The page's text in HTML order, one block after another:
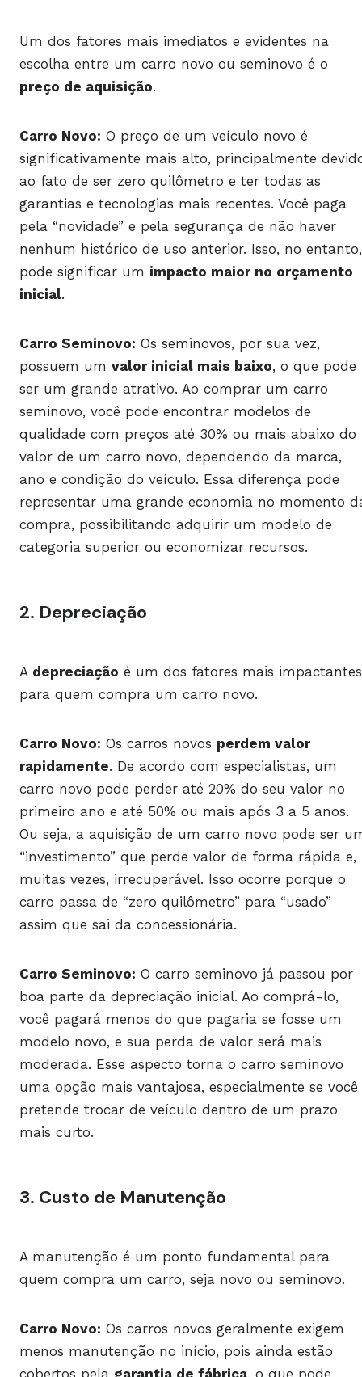
Um dos fatores mais imediatos e evidentes na
escolha entre um carro novo ou seminovo é o
preço de aquisição.
Carro Novo: O preço de um veículo novo é
significativamente mais alto, principalmente
ao fato de ser zero quilômetro e ter todas as
garantias e tecnologias mais recentes. Você paga
pela “novidade” e pela segurança de não haver
nenhum histórico de uso anterior. Isso, no entanto,
pode significar um impacto maior no orçamento
inicial.
Carro Seminovo: Os seminovos, por sua vez,
possuem um valor inicial mais baixo, o que pode
ser um grande atrativo. Ao comprar um carro
seminovo, você pode encontrar modelos de
qualidade com preços até 30% ou mais abaixo do
valor de um carro novo, dependendo da marca,
ano e condição do veículo. Essa diferença pode
representar uma grande economia no momento
compra, possibilitando adquirir um modelo de
categoria superior ou economizar recursos.
2. Depreciação
A depreciação é um dos fatores mais impactantes
para quem compra um carro novo.
Carro Novo: Os carros novos perdem valor
rapidamente. De acordo com especialistas, um
carro novo pode perder até 20% do seu valor no
primeiro ano e até 50% ou mais após 3 a 5 anos.
Ou seja, a aquisição de um carro novo pode ser
“investimento” que perde valor de forma rápida e,
muitas vezes, irrecuperável. Isso ocorre porque o
carro passa de “zero quilômetro” para “usado”
assim que sai da concessionária.
Carro Seminovo: O carro seminovo já passou por
boa parte da depreciação inicial. Ao comprá-lo,
você pagará menos do que pagaria se fosse um
modelo novo, e sua perda de valor será mais
moderada. Esse aspecto torna o carro seminovo
uma opção mais vantajosa, especialmente se você
pretende trocar de veículo dentro de um prazo
mais curto.
3. Custo de Manutenção
A manutenção é um ponto fundamental para
quem compra um carro, seja novo ou seminovo.
Carro Novo: Os carros novos geralmente exigem
menos manutenção no início, pois ainda estão